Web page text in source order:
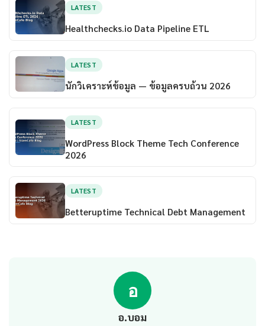
LATEST
Healthchecks.io Data Pipeline ETL
LATEST
นักวิเคราะห์ข้อมูล — ข้อมูลครบถ้วน 2026
LATEST
WordPress Block Theme Tech Conference
2026
LATEST
Betteruptime Technical Debt Management
อ
อ.บอม